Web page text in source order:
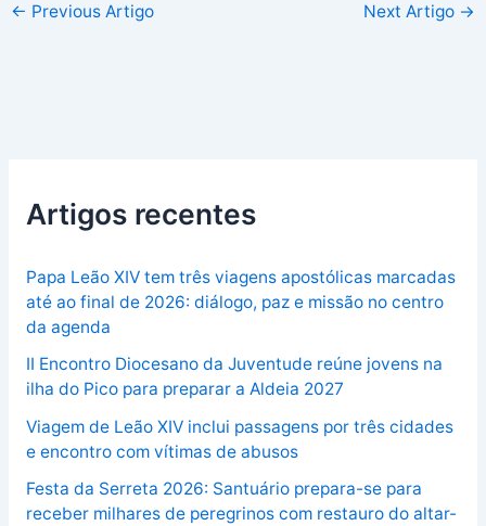
← Previous Artigo Next Artigo →
Artigos recentes
Papa Leão XIV tem três viagens apostólicas marcadas
até ao final de 2026: diálogo, paz e missão no centro
da agenda
II Encontro Diocesano da Juventude reúne jovens na
ilha do Pico para preparar a Aldeia 2027
Viagem de Leão XIV inclui passagens por três cidades
e encontro com vítimas de abusos
Festa da Serreta 2026: Santuário prepara-se para
receber milhares de peregrinos com restauro do altar-